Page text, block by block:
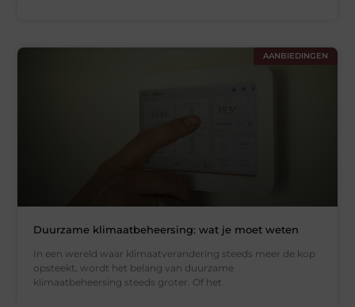
AANBIEDINGEN
Duurzame klimaatbeheersing: wat je moet weten
In een wereld waar klimaatverandering steeds meer de kop
opsteekt, wordt het belang van duurzame
klimaatbeheersing steeds groter. Of het